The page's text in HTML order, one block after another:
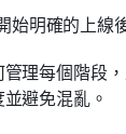
始明確的上線
理每個階段
避免混亂。